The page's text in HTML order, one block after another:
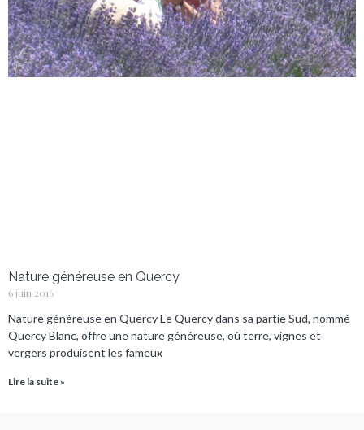
Nature généreuse en Quercy
6 juin 2016
Nature généreuse en Quercy Le Quercy dans sa partie Sud, nommé
Quercy Blanc, offre une nature généreuse, où terre, vignes et
vergers produisent les fameux
Lire la suite »